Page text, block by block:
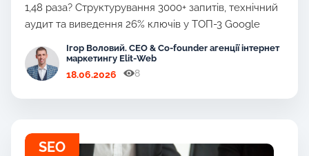
1,48 раза? Структурування 3000+ запитів, технічний
аудит та виведення 26% ключів у ТОП-3 Google
Ігор Воловий. CEO & Co-founder агенції інтернет
маркетингу Elit-Web
18.06.2026 8
SEO